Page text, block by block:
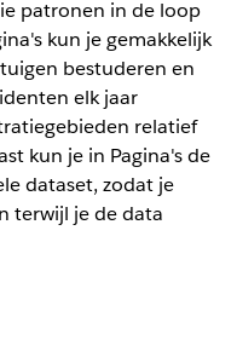
patronen in de loop
kun je gemakkelijk
bestuderen en
elk jaar
relatief
kun je in Pagina's de
dataset, zodat je
terwijl je de data